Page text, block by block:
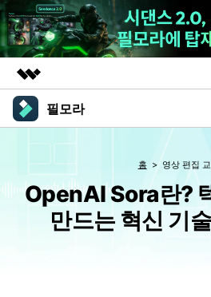
주요 제품
솔루션
회사 소개
필모라
플랫폼
AI
AI 기능 HOT
영상 편집 자료실
홈 영상 편집
OpenAI Sora란?
만드는 혁신 기